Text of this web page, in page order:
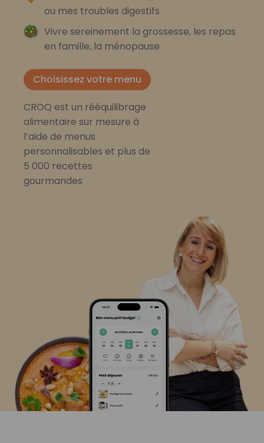
ou mes troubles digestifs
Vivre sereinement la grossesse, les repas
en famille, la ménopause
Choisissez votre menu
CROQ est un rééquilibrage
alimentaire sur mesure à
l’aide de menus
personnalisables et plus de
5 000 recettes
gourmandes